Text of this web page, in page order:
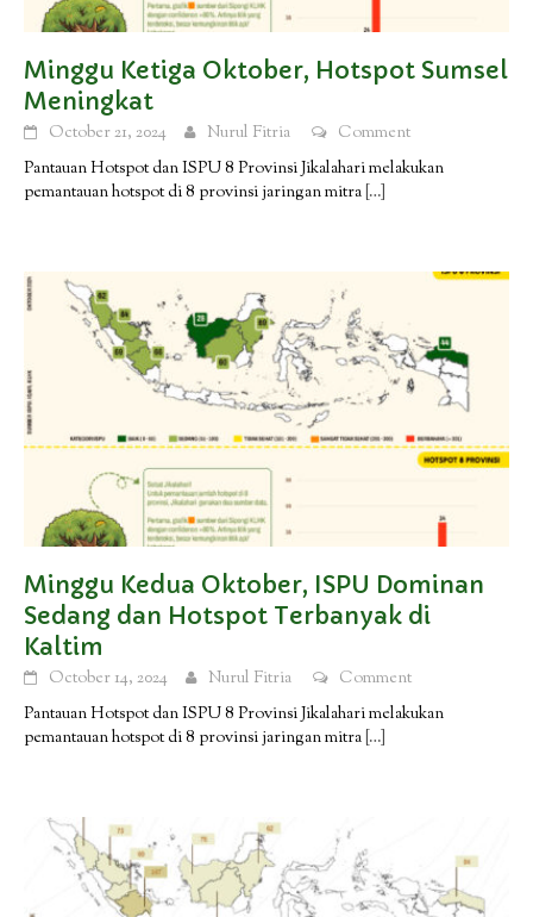
Minggu Ketiga Oktober, Hotspot Sumsel
Meningkat
October 21, 2024 Nurul Fitria
Comment
Pantauan Hotspot dan ISPU 8 Provinsi Jikalahari melakukan
pemantauan hotspot di 8 provinsi jaringan mitra […]
Minggu Kedua Oktober, ISPU Dominan
Sedang dan Hotspot Terbanyak di
Kaltim
October 14, 2024 Nurul Fitria
Comment
Pantauan Hotspot dan ISPU 8 Provinsi Jikalahari melakukan
pemantauan hotspot di 8 provinsi jaringan mitra […]